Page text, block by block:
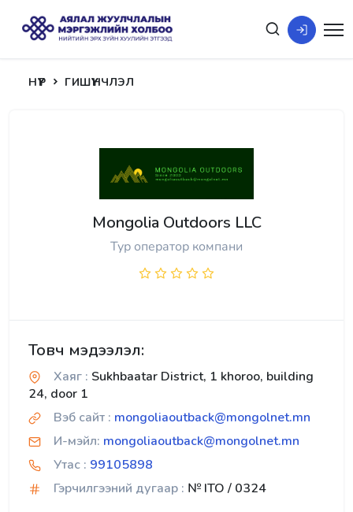
НҮҮР ГИШҮҮНЧЛЭЛ
Mongolia Outdoors LLC
Тур оператор компани
Товч мэдээлэл:
Хаяг : Sukhbaatar District, 1 khoroo, building
24, door 1
Вэб сайт : mongoliaoutback@mongolnet.mn
И-мэйл: mongoliaoutback@mongolnet.mn
Утас : 99105898
Гэрчилгээний дугаар : № ITO / 0324